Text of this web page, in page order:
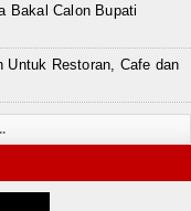
Bakal Calon Bupati
Untuk Restoran, Cafe dan